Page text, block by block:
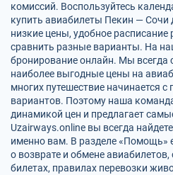
комиссий. Воспользуйтесь
купить авиабилеты Пекин —
низкие цены, удобное
сравнить разные варианты. На
бронирование онлайн. Мы всегда
наиболее выгодные цены на
многих путешествие начинается с
вариантов. Поэтому наша
динамикой цен и предлагает
Uzairways.online вы всегда
именно вам. В разделе «Помощь»
о возврате и обмене
билетах, правилах перевозки